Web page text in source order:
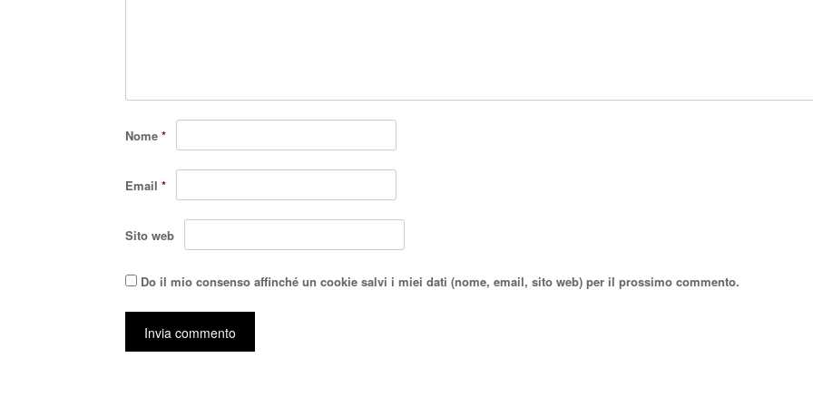
Nome *
Email *
Sito web
Do il mio consenso affinché un cookie salvi i miei dati (nome, email, sito web) per il prossimo commento.